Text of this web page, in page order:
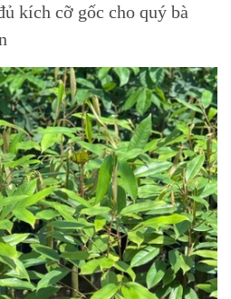
kích cỡ gốc cho quý bà